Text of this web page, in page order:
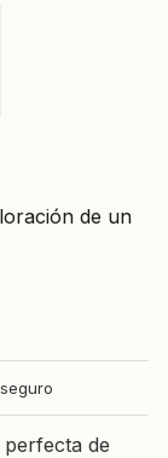
de un
perfecta de